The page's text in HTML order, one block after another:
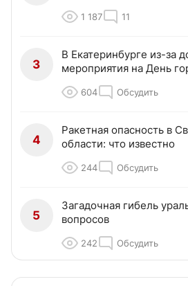
1 187 11
3
В Екатеринбурге из-за
мероприятия на День
604 Обсудить
4
Ракетная опасность в
области: что известно
244 Обсудить
5
Загадочная гибель
вопросов
242 Обсудить